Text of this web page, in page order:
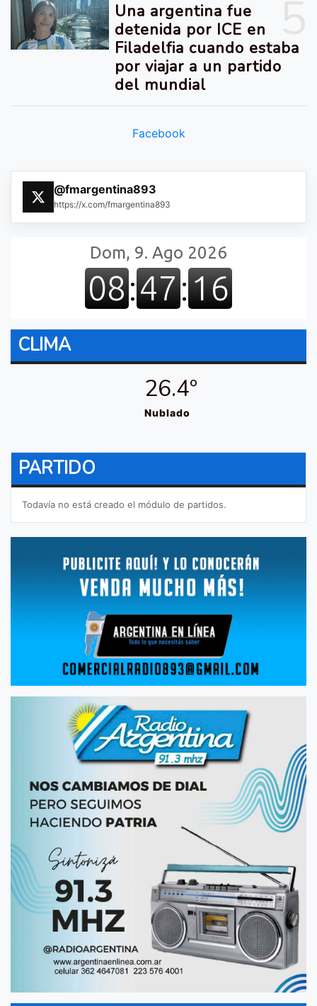
Una argentina fue
detenida por ICE en
Filadelfia cuando estaba
por viajar a un partido
del mundial
Facebook
@fmargentina893
https://x.com/fmargentina893
CLIMA
26.4º
Nublado
PARTIDO
Todavía no está creado el módulo de partidos.